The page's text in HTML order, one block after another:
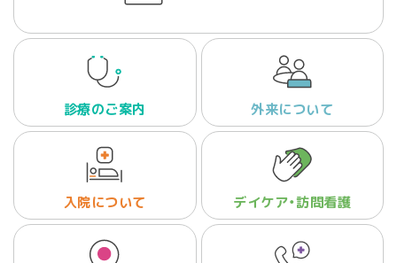
診療のご案内 外来について
入院について デイケア・訪問看護